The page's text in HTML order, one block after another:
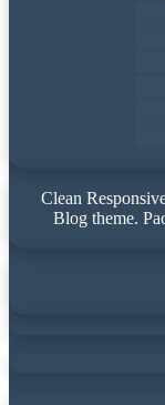
Clean
Blog theme.